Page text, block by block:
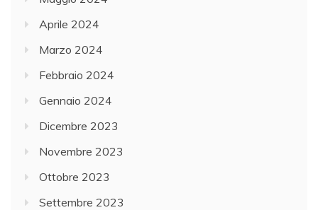
Aprile 2024
Marzo 2024
Febbraio 2024
Gennaio 2024
Dicembre 2023
Novembre 2023
Ottobre 2023
Settembre 2023